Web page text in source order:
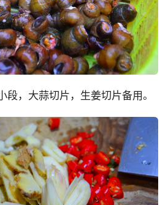
段，大蒜切片，生姜切片备用。